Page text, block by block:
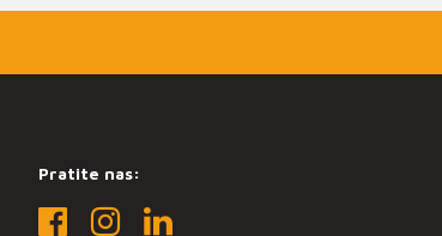
Pratite nas: